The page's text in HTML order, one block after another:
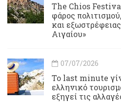
Τhe Chios
φάρος
και
Αιγαίου»
07/07/2026
Το last minute
ελληνικό
εξηγεί τις